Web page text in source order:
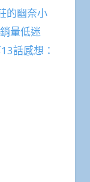
的幽奈小
量低迷
話感想：